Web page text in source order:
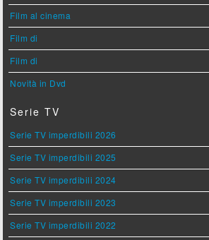
Film al cinema
Film di
Film di
Novità in Dvd
Serie TV
Serie TV imperdibili 2026
Serie TV imperdibili 2025
Serie TV imperdibili 2024
Serie TV imperdibili 2023
Serie TV imperdibili 2022